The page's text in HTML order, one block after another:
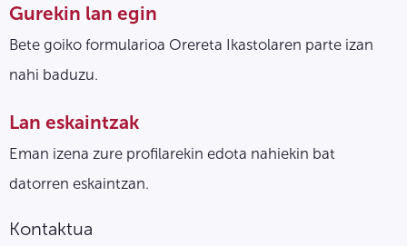
Gurekin lan egin
Bete goiko formularioa Orereta Ikastolaren parte izan
nahi baduzu.
Lan eskaintzak
Eman izena zure profilarekin edota nahiekin bat
datorren eskaintzan.
Kontaktua